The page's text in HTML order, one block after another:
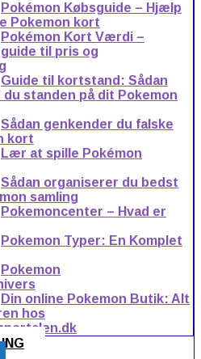
Pokémon Købsguide – Hjælp
Pokemon kort
Pokémon Kort Værdi –
til pris og
Guide til kortstand: Sådan
standen på dit Pokemon
Sådan genkender du falske
kort
Lær at spille Pokémon
Sådan organiserer du bedst
samling
Pokemoncenter – Hvad er
Pokemon Typer: En Komplet
Pokemon
Din online Pokemon Butik: Alt
hos